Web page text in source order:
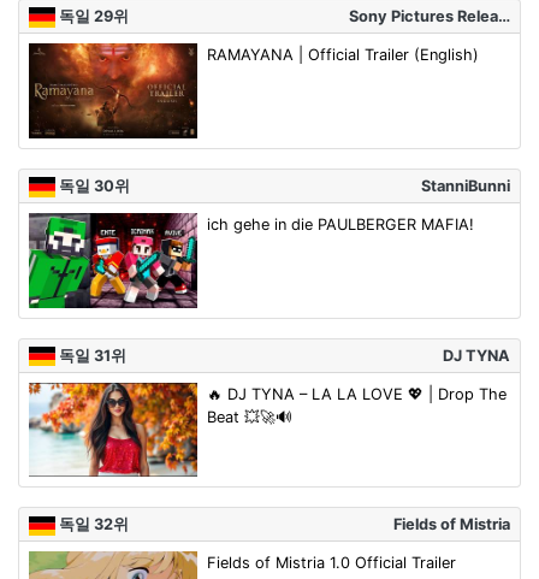
독일 29위 Sony Pictures Relea…
RAMAYANA | Official Trailer (English)
독일 30위 StanniBunni
ich gehe in die PAULBERGER MAFIA!
독일 31위 DJ TYNA
🔥 DJ TYNA – LA LA LOVE 💖 | Drop The
Beat 💥🚀🔊
독일 32위 Fields of Mistria
Fields of Mistria 1.0 Official Trailer